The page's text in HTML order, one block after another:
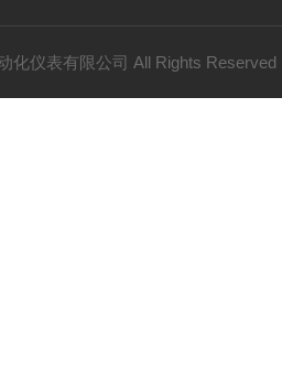
化仪表有限公司 All Rights